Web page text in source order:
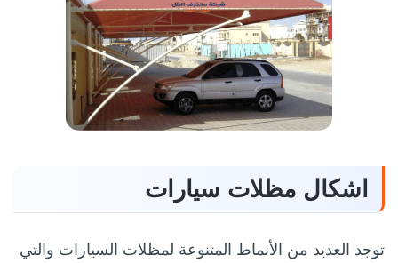
اشكال مظلات سيارات
توجد العديد من الأنماط المتنوعة لمظلات السيارات والتي